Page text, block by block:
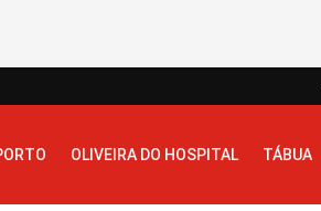
OLIVEIRA DO HOSPITAL TÁBUA